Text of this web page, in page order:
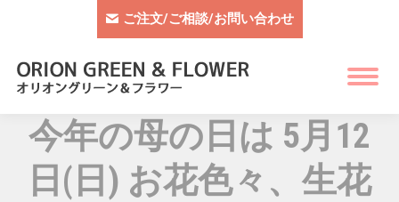
ご注文/ご相談/お問い合わせ
今年の母の日は 5月12
日(日) お花色々、生花